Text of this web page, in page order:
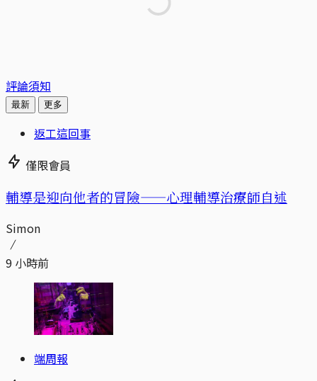
評論須知
最新 更多
返工這回事
僅限會員
輔導是迎向他者的冒險——心理輔導治療師自述
Simon
9 小時前
端周報